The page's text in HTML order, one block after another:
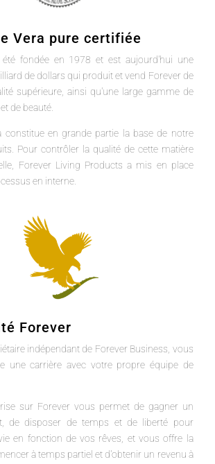
Vera pure certifiée
fondée en 1978 et est aujourd'hui une
de dollars qui produit et vend Forever de
supérieure, ainsi qu'une large gamme de
de beauté.
constitue en grande partie la base de notre
Pour contrôler la qualité de cette matière
Forever Living Products a mis en place
en interne.
Forever
indépendant de Forever Business, vous
une carrière avec votre propre équipe de
sur Forever vous permet de gagner un
de disposer de temps et de liberté pour
en fonction de vos rêves, et vous offre la
à temps partiel et d'obtenir un revenu à